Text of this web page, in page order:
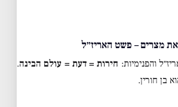
מצרים – פשט האריז״ל
והפנימיות: חירות = דעת = עולם הבינה.
בן חורין.